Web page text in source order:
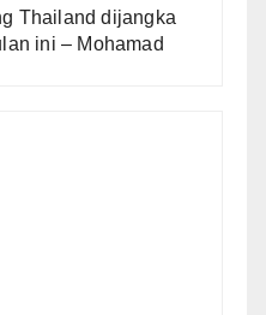
Thailand dijangka
ini – Mohamad